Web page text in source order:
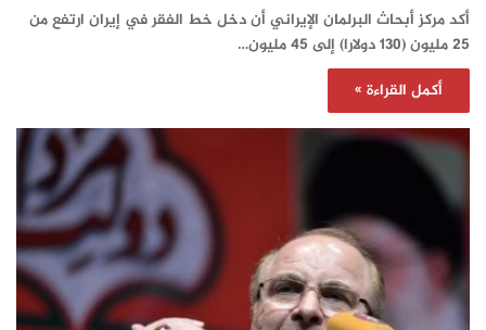
أكد مركز أبحاث البرلمان الإيراني أن دخل خط الفقر في إيران ارتفع من
25 مليون (130 دولارا) إلى 45 مليون…
أكمل القراءة »